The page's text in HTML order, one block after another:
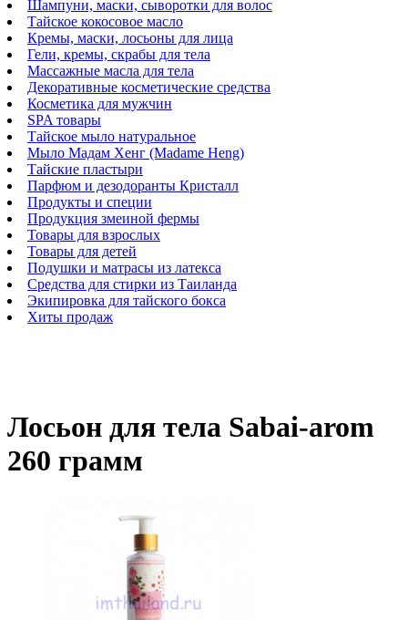
Шампуни, маски, сыворотки для волос
Тайское кокосовое масло
Кремы, маски, лосьоны для лица
Гели, кремы, скрабы для тела
Массажные масла для тела
Декоративные косметические средства
Косметика для мужчин
SPA товары
Тайское мыло натуральное
Мыло Мадам Хенг (Madame Heng)
Тайские пластыри
Парфюм и дезодоранты Кристалл
Продукты и специи
Продукция змеиной фермы
Товары для взрослых
Товары для детей
Подушки и матрасы из латекса
Средства для стирки из Таиланда
Экипировка для тайского бокса
Хиты продаж
Лосьон для тела Sabai-arom
260 грамм